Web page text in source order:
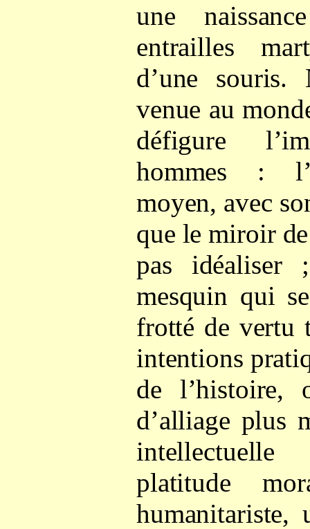
une
entrailles
d’une souris.
venue au
défigure
hommes :
moyen, avec
que le miroir
pas idéaliser
mesquin qui
frotté de vertu
intentions
de l’histoire,
d’alliage plus
platitude
humanitariste,